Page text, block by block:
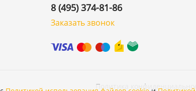
8 (495) 374-81-86
Заказать звонок
Политика